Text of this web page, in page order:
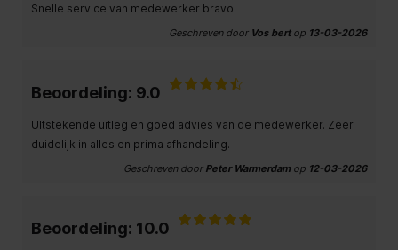
Snelle service van medewerker bravo
Geschreven door Vos bertop 13-03-2026
Beoordeling: 9.0
UItstekende uitleg en goed advies van de medewerker. Zeer
duidelijk in alles en prima afhandeling.
Geschreven door Peter Warmerdamop 12-03-2026
Beoordeling: 10.0